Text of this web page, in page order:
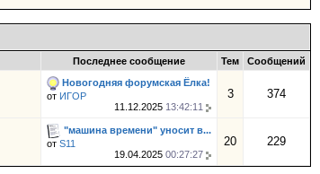
Последнее сообщение Тем Сообщений
Новогодняя форумская Ёлка!
от ИГOР
11.12.2025 13:42:11
3 374
"машина времени" уносит в...
от S11
19.04.2025 00:27:27
20 229